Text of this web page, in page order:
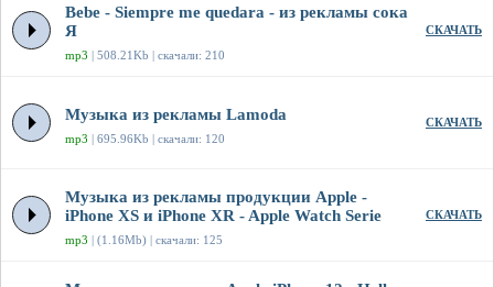
Bebe - Siempre me quedara - из рекламы сока
Я
mp3 | 508.21Kb | скачали: 210
СКАЧАТЬ
Музыка из рекламы Lamoda
mp3 | 695.96Kb | скачали: 120
СКАЧАТЬ
Музыка из рекламы продукции Apple -
iPhone XS и iPhone XR - Apple Watch Serie
mp3 | (1.16Mb) | скачали: 125
СКАЧАТЬ